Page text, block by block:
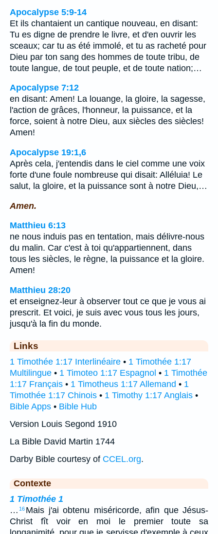
Apocalypse 5:9-14
Et ils chantaient un cantique nouveau, en disant:
Tu es digne de prendre le livre, et d'en ouvrir les
sceaux; car tu as été immolé, et tu as racheté pour
Dieu par ton sang des hommes de toute tribu, de
toute langue, de tout peuple, et de toute nation;…
Apocalypse 7:12
en disant: Amen! La louange, la gloire, la sagesse,
l'action de grâces, l'honneur, la puissance, et la
force, soient à notre Dieu, aux siècles des siècles!
Amen!
Apocalypse 19:1,6
Après cela, j'entendis dans le ciel comme une voix
forte d'une foule nombreuse qui disait: Alléluia! Le
salut, la gloire, et la puissance sont à notre Dieu,…
Amen.
Matthieu 6:13
ne nous induis pas en tentation, mais délivre-nous
du malin. Car c'est à toi qu'appartiennent, dans
tous les siècles, le règne, la puissance et la gloire.
Amen!
Matthieu 28:20
et enseignez-leur à observer tout ce que je vous ai
prescrit. Et voici, je suis avec vous tous les jours,
jusqu'à la fin du monde.
Links
1 Timothée 1:17 Interlinéaire • 1 Timothée 1:17
Multilingue • 1 Timoteo 1:17 Espagnol • 1 Timothée
1:17 Français • 1 Timotheus 1:17 Allemand • 1
Timothée 1:17 Chinois • 1 Timothy 1:17 Anglais •
Bible Apps • Bible Hub
Version Louis Segond 1910
La Bible David Martin 1744
Darby Bible courtesy of CCEL.org.
Contexte
1 Timothée 1
… 16 Mais j'ai obtenu miséricorde, afin que Jésus-
Christ fît voir en moi le premier toute sa